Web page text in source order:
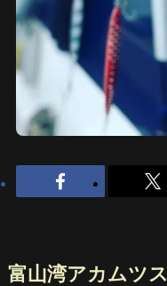
富山湾アカムツ